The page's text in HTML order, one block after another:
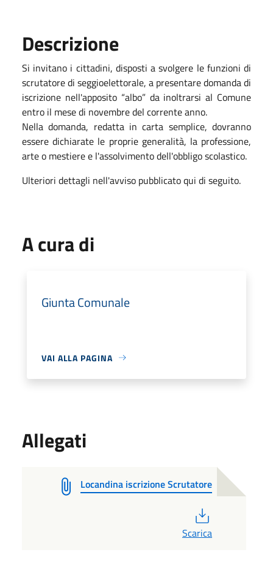
Descrizione
Si invitano i cittadini, disposti a svolgere le funzioni di
scrutatore di seggioelettorale, a presentare domanda di
iscrizione nell'apposito “albo” da inoltrarsi al Comune
entro il mese di novembre del corrente anno.
Nella domanda, redatta in carta semplice, dovranno
essere dichiarate le proprie generalità, la professione,
arte o mestiere e l'assolvimento dell'obbligo scolastico.
Ulteriori dettagli nell'avviso pubblicato qui di seguito.
A cura di
Giunta Comunale
VAI ALLA PAGINA
Allegati
Locandina iscrizione Scrutatore
Scarica